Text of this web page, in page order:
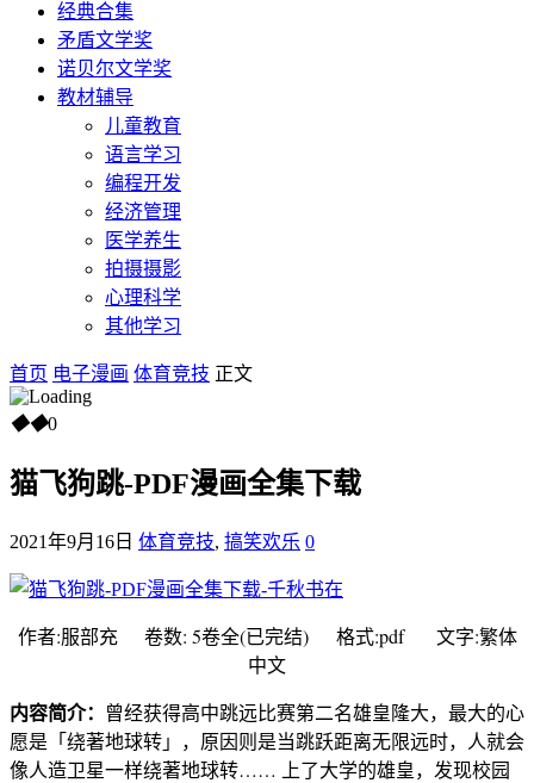
经典合集
矛盾文学奖
诺贝尔文学奖
教材辅导
儿童教育
语言学习
编程开发
经济管理
医学养生
拍摄摄影
心理科学
其他学习
首页 电子漫画 体育竞技 正文
◆◆0
猫飞狗跳-PDF漫画全集下载
2021年9月16日 体育竞技, 搞笑欢乐 0
作者:服部充 卷数: 5卷全(已完结) 格式:pdf 文字:繁体
中文
内容简介： 曾经获得高中跳远比赛第二名雄皇隆大，最大的心
愿是「绕著地球转」，原因则是当跳跃距离无限远时，人就会
像人造卫星一样绕著地球转…… 上了大学的雄皇，发现校园